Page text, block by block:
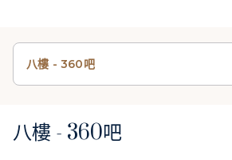
八樓 - 360吧
八樓 - 360吧